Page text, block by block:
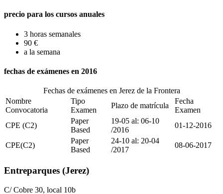
precio para los cursos anuales
3 horas semanales
90 €
a la semana
fechas de exámenes en 2016
Fechas de exámenes en Jerez de la Frontera
Nombre
Convocatoria
Tipo
Examen
Plazo de matrícula
Fecha
Examen
CPE (C2)
Paper
Based
19-05 al: 06-10
/2016
01-12-2016
CPE(C2)
Paper
Based
24-10 al: 20-04
/2017
08-06-2017
Entreparques (Jerez)
C/ Cobre 30, local 10b